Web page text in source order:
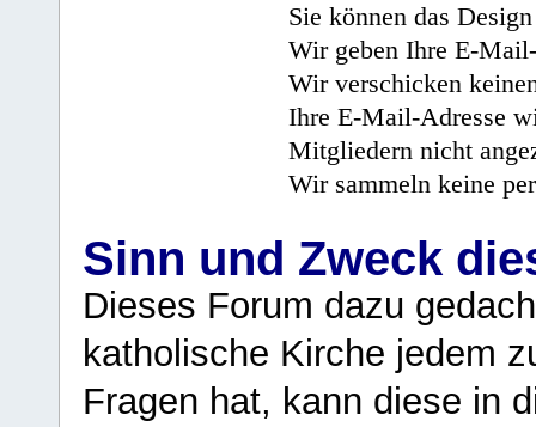
Sie können das
Wir geben Ihre E-
Wir verschicken
Ihre E-Mail-Adresse
Mitgliedern nicht
Wir sammeln keine
Sinn und Zweck
Dieses Forum dazu
katholische Kirche jedem
Fragen hat, kann diese in